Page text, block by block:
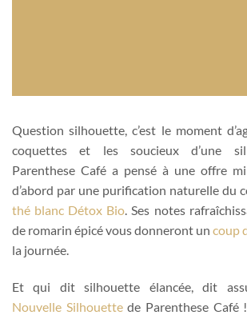
Question silhouette, c’est le moment
coquettes et les soucieux d’une
Parenthese Café a pensé à une offre
d’abord par une purification naturelle du
thé blanc Détox Bio. Ses notes
de romarin épicé vous donneront un coup
la journée.
Et qui dit silhouette élancée, dit
Nouvelle Silhouettede Parenthese Café